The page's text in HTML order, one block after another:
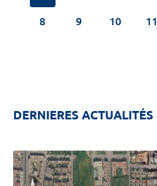
8
9 10 11
DERNIERES ACTUALITÉS